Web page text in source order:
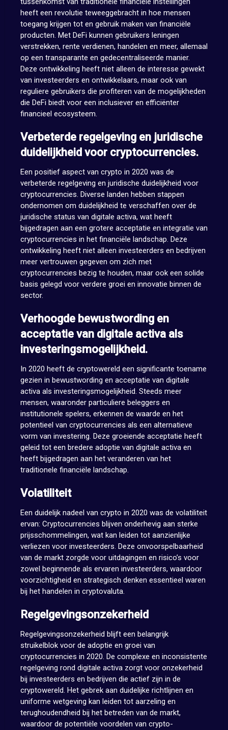
heeft een revolutie teweeggebracht in hoe mensen
toegang krijgen tot en gebruik maken van financiële
producten. Met DeFi kunnen gebruikers leningen
verstrekken, rente verdienen, handelen en meer, allemaal
op een transparante en gedecentraliseerde manier.
Deze ontwikkeling heeft niet alleen de interesse gewekt
van investeerders en ontwikkelaars, maar ook van
reguliere gebruikers die profiteren van de mogelijkheden
die DeFi biedt voor een inclusiever en efficiënter
financieel ecosysteem.
Verbeterde regelgeving en juridische
duidelijkheid voor cryptocurrencies.
Een positief aspect van crypto in 2020 was de
verbeterde regelgeving en juridische duidelijkheid voor
cryptocurrencies. Diverse landen hebben stappen
ondernomen om duidelijkheid te verschaffen over de
juridische status van digitale activa, wat heeft
bijgedragen aan een grotere acceptatie en integratie van
cryptocurrencies in het financiële landschap. Deze
ontwikkeling heeft niet alleen investeerders en bedrijven
meer vertrouwen gegeven om zich met
cryptocurrencies bezig te houden, maar ook een solide
basis gelegd voor verdere groei en innovatie binnen de
sector.
Verhoogde bewustwording en
acceptatie van digitale activa als
investeringsmogelijkheid.
In 2020 heeft de cryptowereld een significante toename
gezien in bewustwording en acceptatie van digitale
activa als investeringsmogelijkheid. Steeds meer
mensen, waaronder particuliere beleggers en
institutionele spelers, erkennen de waarde en het
potentieel van cryptocurrencies als een alternatieve
vorm van investering. Deze groeiende acceptatie heeft
geleid tot een bredere adoptie van digitale activa en
heeft bijgedragen aan het veranderen van het
traditionele financiële landschap.
Volatiliteit
Een duidelijk nadeel van crypto in 2020 was de volatiliteit
ervan: Cryptocurrencies blijven onderhevig aan sterke
prijsschommelingen, wat kan leiden tot aanzienlijke
verliezen voor investeerders. Deze onvoorspelbaarheid
van de markt zorgde voor uitdagingen en risico’s voor
zowel beginnende als ervaren investeerders, waardoor
voorzichtigheid en strategisch denken essentieel waren
bij het handelen in cryptovaluta.
Regelgevingsonzekerheid
Regelgevingsonzekerheid blijft een belangrijk
struikelblok voor de adoptie en groei van
cryptocurrencies in 2020. De complexe en inconsistente
regelgeving rond digitale activa zorgt voor onzekerheid
bij investeerders en bedrijven die actief zijn in de
cryptowereld. Het gebrek aan duidelijke richtlijnen en
uniforme wetgeving kan leiden tot aarzeling en
terughoudendheid bij het betreden van de markt,
waardoor de potentiële voordelen van crypto-